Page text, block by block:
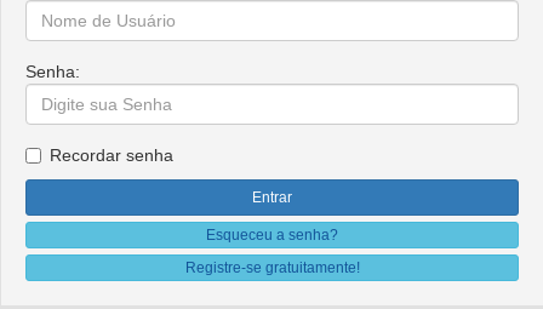
Senha:
Recordar senha
Esqueceu a senha?
Registre-se gratuitamente!